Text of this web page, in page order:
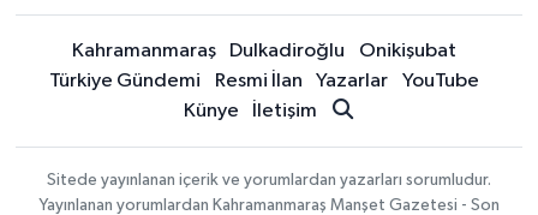
Kahramanmaraş Dulkadiroğlu
Onikişubat
Türkiye Gündemi
Resmi İlan Yazarlar
YouTube
Künye
İletişim
Sitede yayınlanan içerik ve yorumlardan yazarları sorumludur.
Yayınlanan yorumlardan Kahramanmaraş Manşet Gazetesi - Son